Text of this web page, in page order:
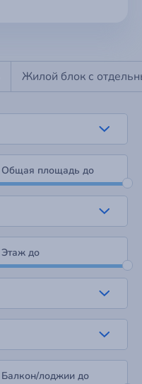
Жилой блок с
Общая площадь до
Этаж до
Балкон/лоджии до